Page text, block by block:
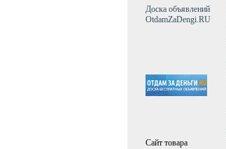
Доска объявлений
OtdamZaDengi.RU
Сайт товара